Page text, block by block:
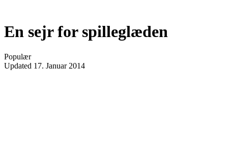
En sejr for spilleglæden
Populær
Updated 17. Januar 2014